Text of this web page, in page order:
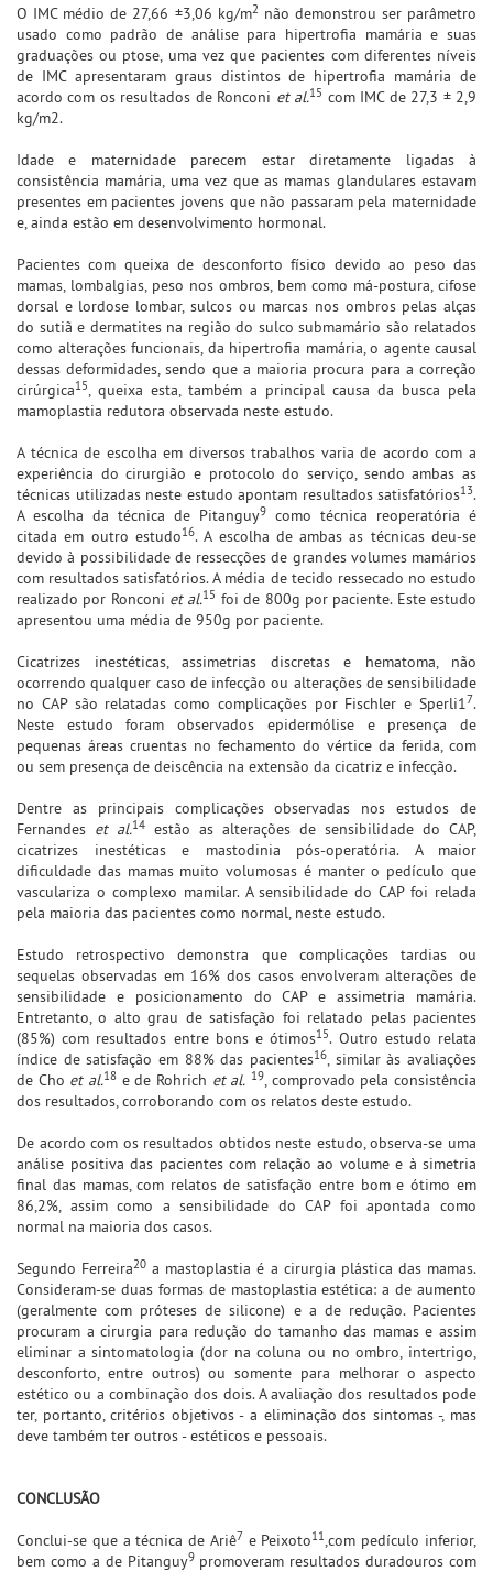
O IMC médio de 27,66 ±3,06 kg/m2 não demonstrou ser parâmetro
usado como padrão de análise para hipertrofia mamária e suas
graduações ou ptose, uma vez que pacientes com diferentes níveis
de IMC apresentaram graus distintos de hipertrofia mamária de
acordo com os resultados de Ronconi et al.15 com IMC de 27,3 ± 2,9
kg/m2.
Idade e maternidade parecem estar diretamente ligadas à
consistência mamária, uma vez que as mamas glandulares estavam
presentes em pacientes jovens que não passaram pela maternidade
e, ainda estão em desenvolvimento hormonal.
Pacientes com queixa de desconforto físico devido ao peso das
mamas, lombalgias, peso nos ombros, bem como má-postura, cifose
dorsal e lordose lombar, sulcos ou marcas nos ombros pelas alças
do sutiã e dermatites na região do sulco submamário são relatados
como alterações funcionais, da hipertrofia mamária, o agente causal
dessas deformidades, sendo que a maioria procura para a correção
cirúrgica15, queixa esta, também a principal causa da busca pela
mamoplastia redutora observada neste estudo.
A técnica de escolha em diversos trabalhos varia de acordo com a
experiência do cirurgião e protocolo do serviço, sendo ambas as
técnicas utilizadas neste estudo apontam resultados satisfatórios13.
A escolha da técnica de Pitanguy9
como técnica reoperatória é
citada em outro estudo16. A escolha de ambas as técnicas deu-se
devido à possibilidade de ressecções de grandes volumes mamários
com resultados satisfatórios. A média de tecido ressecado no estudo
realizado por Ronconi et al.15 foi de 800g por paciente. Este estudo
apresentou uma média de 950g por paciente.
Cicatrizes inestéticas, assimetrias discretas e hematoma, não
ocorrendo qualquer caso de infecção ou alterações de sensibilidade
no CAP são relatadas como complicações por Fischler e Sperli17.
Neste estudo foram observados epidermólise e presença de
pequenas áreas cruentas no fechamento do vértice da ferida, com
ou sem presença de deiscência na extensão da cicatriz e infecção.
Dentre as principais complicações observadas nos estudos de
Fernandes et al.14
estão as alterações de sensibilidade do CAP,
cicatrizes inestéticas e mastodinia pós-operatória. A maior
dificuldade das mamas muito volumosas é manter o pedículo que
vasculariza o complexo mamilar. A sensibilidade do CAP foi relada
pela maioria das pacientes como normal, neste estudo.
Estudo retrospectivo demonstra que complicações tardias ou
sequelas observadas em 16% dos casos envolveram alterações de
sensibilidade e posicionamento do CAP e assimetria mamária.
Entretanto, o alto grau de satisfação foi relatado pelas pacientes
(85%) com resultados entre bons e ótimos15. Outro estudo relata
índice de satisfação em 88% das pacientes16, similar às avaliações
de Cho et al.18 e de Rohrich et al. 19, comprovado pela consistência
dos resultados, corroborando com os relatos deste estudo.
De acordo com os resultados obtidos neste estudo, observa-se uma
análise positiva das pacientes com relação ao volume e à simetria
final das mamas, com relatos de satisfação entre bom e ótimo em
86,2%, assim como a sensibilidade do CAP foi apontada como
normal na maioria dos casos.
Segundo Ferreira20 a mastoplastia é a cirurgia plástica das mamas.
Consideram-se duas formas de mastoplastia estética: a de aumento
(geralmente com próteses de silicone) e a de redução. Pacientes
procuram a cirurgia para redução do tamanho das mamas e assim
eliminar a sintomatologia (dor na coluna ou no ombro, intertrigo,
desconforto, entre outros) ou somente para melhorar o aspecto
estético ou a combinação dos dois. A avaliação dos resultados pode
ter, portanto, critérios objetivos - a eliminação dos sintomas -, mas
deve também ter outros - estéticos e pessoais.
CONCLUSÃO
Conclui-se que a técnica de Ariê7 e Peixoto11,com pedículo inferior,
bem como a de Pitanguy9promoveram resultados duradouros com